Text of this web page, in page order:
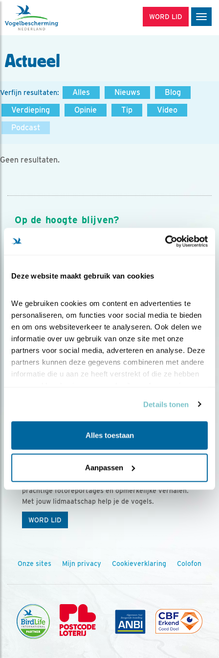
Deze website maakt gebruik van cookies
We gebruiken cookies om content en advertenties te
personaliseren, om functies voor social media te bieden
en om ons websiteverkeer te analyseren. Ook delen we
informatie over uw gebruik van onze site met onze
partners voor social media, adverteren en analyse. Deze
partners kunnen deze gegevens combineren met andere
informatie die u aan ze heeft verstrekt of die ze hebben
Details tonen
Alles toestaan
Aanpassen
WORD LID
Actueel
Verfijn resultaten: Alles Nieuws
Blog
Verdieping
Opinie Tip
Video
Podcast
Geen resultaten.
Op de hoogte blijven?
Meld je aan en ontvang nieuws, inspiratie, acties en tips
over vogels en activiteiten van Vogelbescherming.
Ontvang 5 x Vogels voor € 36,00 per jaar
Vogels is het tijdschrift voor onze leden, met
prachtige fotoreportages en opmerkelijke verhalen.
Met jouw lidmaatschap help je de vogels.
WORD LID
Onze sites Mijn privacy Cookieverklaring Colofon